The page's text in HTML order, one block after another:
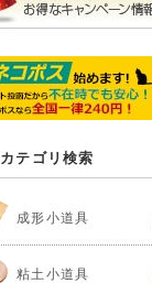
カテゴリ検索
成形小道具
粘土小道具